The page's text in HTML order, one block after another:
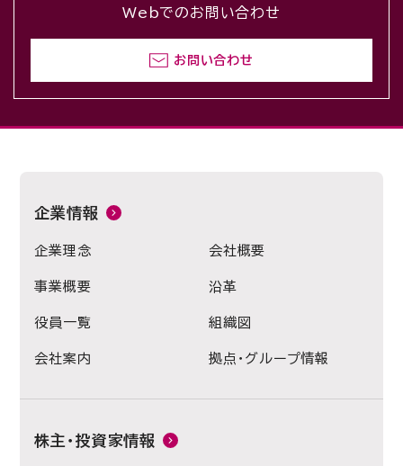
Webでのお問い合わせ
お問い合わせ
企業情報
企業理念 会社概要
事業概要 沿革
役員一覧 組織図
会社案内 拠点・グループ情報
株主・投資家情報